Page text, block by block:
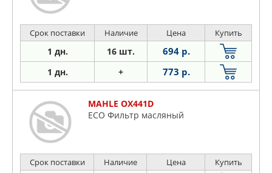
Срок поставки Наличие Цена Купить
1 дн. 16 шт. 694 р.
1 дн. + 773 р.
MAHLE OX441D
ECO Фильтр масляный
Срок поставки Наличие Цена Купить